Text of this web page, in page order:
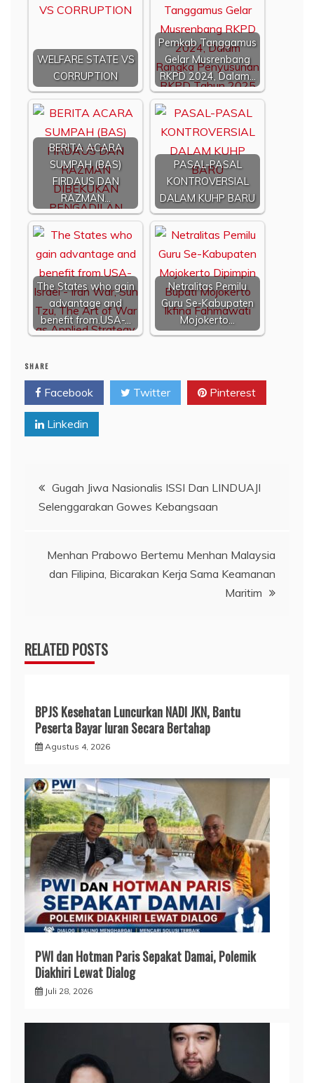
WELFARE STATE VS
CORRUPTION
Pemkab Tanggamus
Gelar Musrenbang
RKPD 2024, Dalam…
BERITA ACARA
SUMPAH (BAS)
FIRDAUS DAN
RAZMAN…
PASAL-PASAL
KONTROVERSIAL
DALAM KUHP BARU
The States who gain
advantage and
benefit from.USA-…
Netralitas Pemilu
Guru Se-Kabupaten
Mojokerto…
SHARE
Facebook Twitter Pinterest
Linkedin
Navigasi
pos
Gugah Jiwa Nasionalis ISSI Dan LINDUAJI
Selenggarakan Gowes Kebangsaan
Menhan Prabowo Bertemu Menhan Malaysia
dan Filipina, Bicarakan Kerja Sama Keamanan
Maritim
RELATED POSTS
BPJS Kesehatan Luncurkan NADI JKN, Bantu
Peserta Bayar Iuran Secara Bertahap
Agustus 4, 2026
PWI dan Hotman Paris Sepakat Damai, Polemik
Diakhiri Lewat Dialog
Juli 28, 2026